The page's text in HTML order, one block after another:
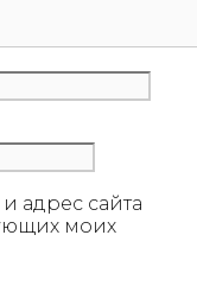
адрес сайта
моих